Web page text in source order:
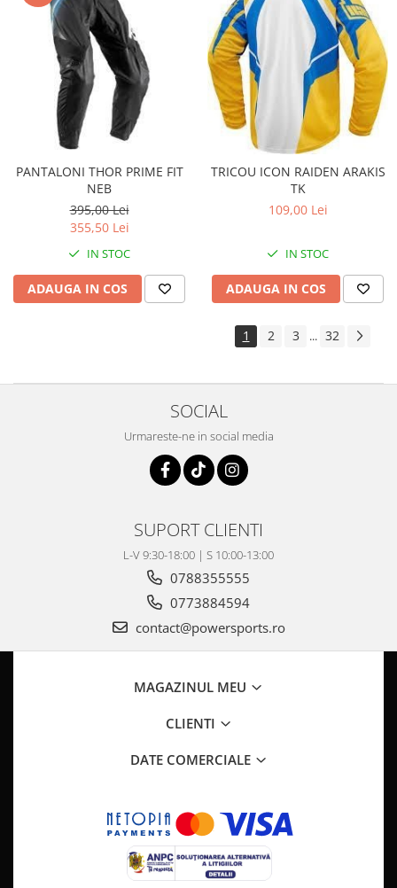
PANTALONI THOR PRIME FIT
NEB
395,00 Lei
355,50 Lei
IN STOC
ADAUGA IN COS
TRICOU ICON RAIDEN ARAKIS
TK
109,00 Lei
IN STOC
ADAUGA IN COS
1 2 3 ... 32
SOCIAL
Urmareste-ne in social media
SUPORT CLIENTI
L-V 9:30-18:00 | S 10:00-13:00
0788355555
0773884594
contact@powersports.ro
MAGAZINUL MEU
CLIENTI
DATE COMERCIALE